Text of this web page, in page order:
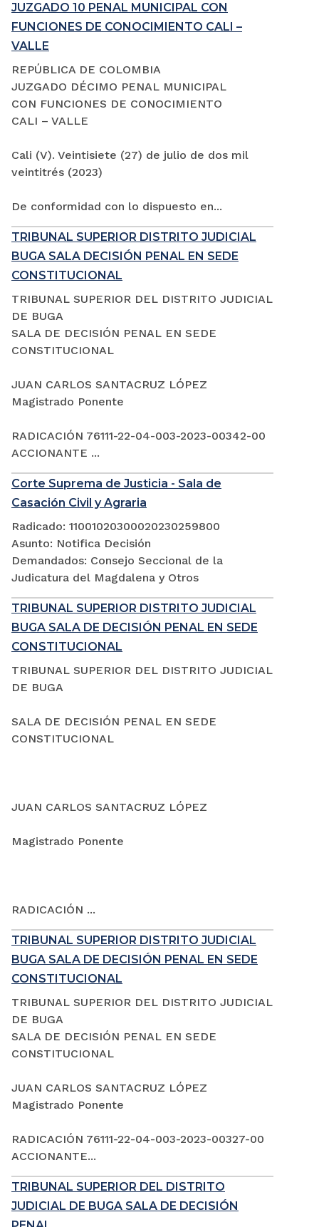
JUZGADO 10 PENAL MUNICIPAL CON
FUNCIONES DE CONOCIMIENTO CALI –
VALLE
REPÚBLICA DE COLOMBIA
JUZGADO DÉCIMO PENAL MUNICIPAL
CON FUNCIONES DE CONOCIMIENTO
CALI – VALLE
Cali (V). Veintisiete (27) de julio de dos mil
veintitrés (2023)
De conformidad con lo dispuesto en...
TRIBUNAL SUPERIOR DISTRITO JUDICIAL
BUGA SALA DECISIÓN PENAL EN SEDE
CONSTITUCIONAL
TRIBUNAL SUPERIOR DEL DISTRITO JUDICIAL
DE BUGA
SALA DE DECISIÓN PENAL EN SEDE
CONSTITUCIONAL
JUAN CARLOS SANTACRUZ LÓPEZ
Magistrado Ponente
RADICACIÓN 76111-22-04-003-2023-00342-00
ACCIONANTE ...
Corte Suprema de Justicia - Sala de
Casación Civil y Agraria
Radicado: 11001020300020230259800
Asunto: Notifica Decisión
Demandados: Consejo Seccional de la
Judicatura del Magdalena y Otros
TRIBUNAL SUPERIOR DISTRITO JUDICIAL
BUGA SALA DE DECISIÓN PENAL EN SEDE
CONSTITUCIONAL
TRIBUNAL SUPERIOR DEL DISTRITO JUDICIAL
DE BUGA
SALA DE DECISIÓN PENAL EN SEDE
CONSTITUCIONAL
JUAN CARLOS SANTACRUZ LÓPEZ
Magistrado Ponente
RADICACIÓN ...
TRIBUNAL SUPERIOR DISTRITO JUDICIAL
BUGA SALA DE DECISIÓN PENAL EN SEDE
CONSTITUCIONAL
TRIBUNAL SUPERIOR DEL DISTRITO JUDICIAL
DE BUGA
SALA DE DECISIÓN PENAL EN SEDE
CONSTITUCIONAL
JUAN CARLOS SANTACRUZ LÓPEZ
Magistrado Ponente
RADICACIÓN 76111-22-04-003-2023-00327-00
ACCIONANTE...
TRIBUNAL SUPERIOR DEL DISTRITO
JUDICIAL DE BUGA SALA DE DECISIÓN